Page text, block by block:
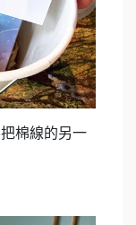
棉線的另一